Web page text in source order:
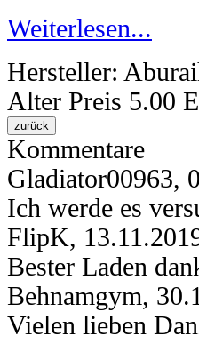
Weiterlesen...
Hersteller:
Alter Preis 5.00
Kommentare
Gladiator00963,
Ich werde es
FlipK,
Bester Laden
Behnamgym,
Vielen lieben